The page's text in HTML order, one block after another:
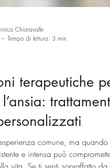
Chiaravalle
Tempo di lettura: 3 min
terapeutiche per
trattamenti